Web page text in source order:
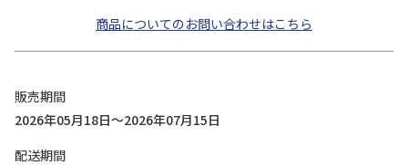
商品についてのお問い合わせはこちら
販売期間
2026年05月18日～2026年07月15日
配送期間